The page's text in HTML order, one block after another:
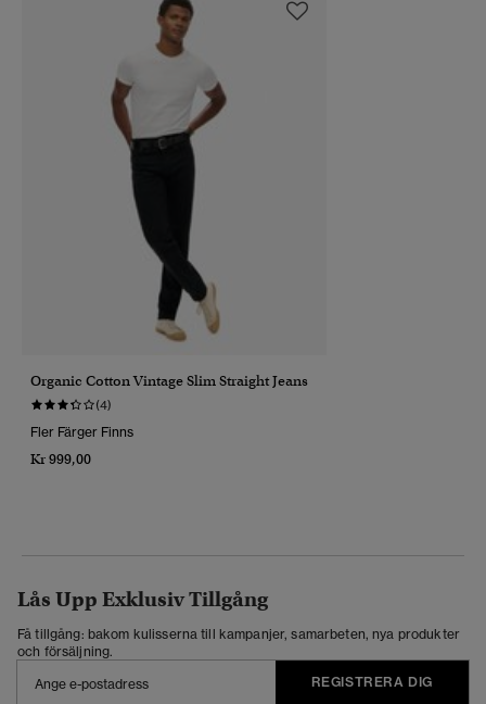
Organic Cotton Vintage Slim Straight Jeans
(4)
Fler Färger Finns
Kr 999,00
Lås Upp Exklusiv Tillgång
Få tillgång: bakom kulisserna till kampanjer, samarbeten, nya produkter
och försäljning.
REGISTRERA DIG